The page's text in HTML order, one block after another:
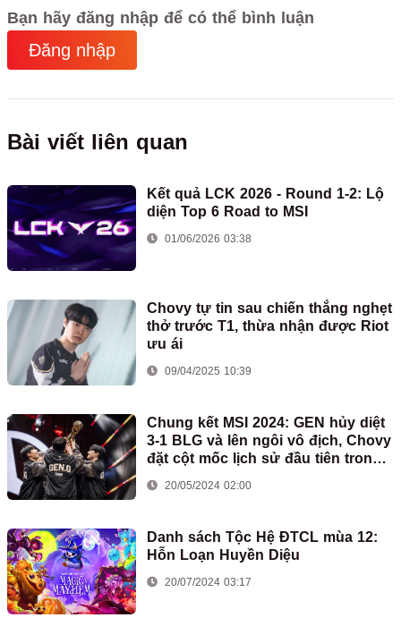
Bạn hãy đăng nhập để có thể bình luận
Đăng nhập
Bài viết liên quan
Kết quả LCK 2026 - Round 1-2: Lộ
diện Top 6 Road to MSI
01/06/2026 03:38
Chovy tự tin sau chiến thắng nghẹt
thở trước T1, thừa nhận được Riot
ưu ái
09/04/2025 10:39
Chung kết MSI 2024: GEN hủy diệt
3-1 BLG và lên ngôi vô địch, Chovy
đặt cột mốc lịch sử đầu tiên trong
sự nghiệp
20/05/2024 02:00
Danh sách Tộc Hệ ĐTCL mùa 12:
Hỗn Loạn Huyền Diệu
20/07/2024 03:17